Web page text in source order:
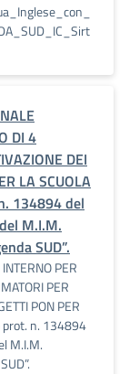
DI 4
DEI
LA SCUOLA
134894 del
M.I.M.
SUD”.
PER
PER
PON PER
prot. n. 134894
M.I.M.